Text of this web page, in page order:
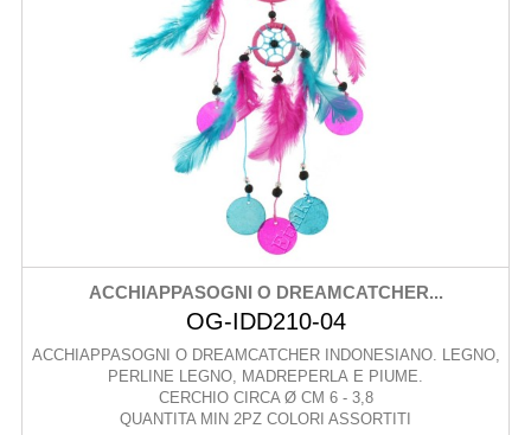
ACCHIAPPASOGNI O DREAMCATCHER...
OG-IDD210-04
ACCHIAPPASOGNI O DREAMCATCHER INDONESIANO. LEGNO,
PERLINE LEGNO, MADREPERLA E PIUME.
CERCHIO CIRCA Ø CM 6 - 3,8
QUANTITA MIN 2PZ COLORI ASSORTITI